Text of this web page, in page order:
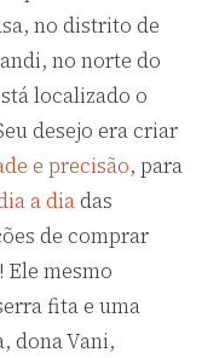
no distrito de
no norte do
localizado o
desejo era criar
e precisão, para
a diadas
de comprar
Ele mesmo
fita e uma
dona Vani,